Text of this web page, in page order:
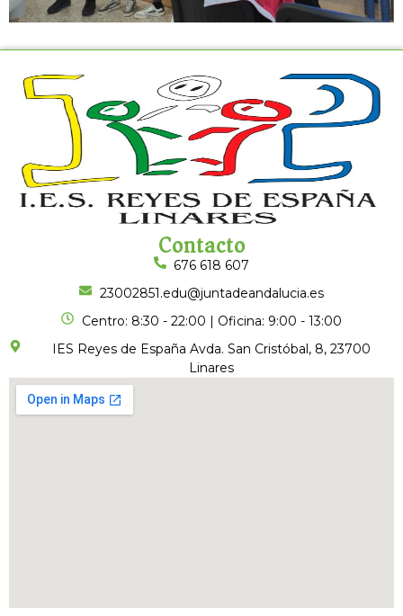
Contacto
676 618 607
23002851.edu@juntadeandalucia.es
Centro: 8:30 - 22:00 | Oficina: 9:00 - 13:00
IES Reyes de España Avda. San Cristóbal, 8, 23700
Linares